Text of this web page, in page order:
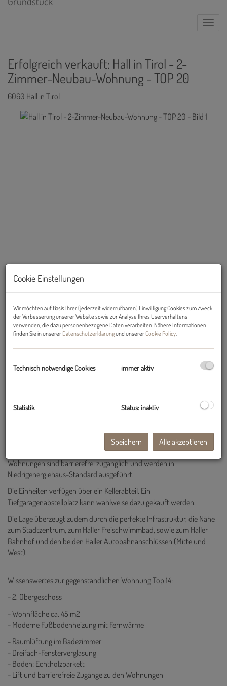
Erfolgreich verkauft: Hall in Tirol - 2-
Zimmer-Neubau-Wohnung - TOP 20
6060 Hall in Tirol
Hall in Tirol - 2-Zimmer-Neubau-Wohnung - TOP 20
Zum Verkauf stehen moderne 2-Zimmer-Wohnungen in einer kleinen
Wohnanlage in der historisch bedeutenden Stadt Hall in Tirol.
Die Wohnungen sind aufgrund ihres vorteilhaften Grundrisses sowohl
zur Eigennutzung als auch zur Vermietung, z.B. als WG, geeignet. Alle
Wohnungen sind barrierefrei zugänglich und werden in
Niedrigenergiehaus-Standard ausgeführt.
Die Einheiten verfügen über ein Kellerabteil. Ein
Tiefgaragenabstellplatz kann wahlweise dazu gekauft werden.
Die Lage überzeugt zudem durch die perfekte Infrastruktur, die Nähe
zum Stadtzentrum, zum Haller Freischwimmbad, sowie zum Haller
Bahnhof und den beiden Haller Autobahnanschlüssen (Mitte und
West).
Wissenswertes zur gegenständlichen Wohnung Top 14:
- 2. Obergeschoss
- Wohnfläche ca. 45 m2
- Moderne Fußbodenheizung mit Fernwärme
- Raumlüftung im Badezimmer
- Dreifach-Fensterverglasung
- Boden: Echtholzparkett
- Lift und barrierefreie Zugänge zu den Wohnungen
Cookie Einstellungen
Wir möchten auf Basis Ihrer (jederzeit widerrufbaren) Einwilligung Cookies zum Zweck
der Verbesserung unserer Website sowie zur Analyse Ihres Userverhaltens
verwenden, die dazu personenbezogene Daten verarbeiten. Nähere Informationen
finden Sie in unserer Datenschutzerklärungund unsererCookie Policy
Technisch notwendige Cookies immer aktiv
Statistik Status: inaktiv
Speichern Alle akzeptieren